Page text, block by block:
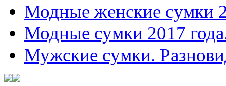
Модные женские сумки
Модные сумки 2017
Мужские сумки.